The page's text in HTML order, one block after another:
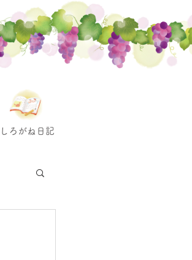
しろがね日記